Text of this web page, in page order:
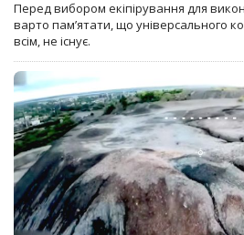
Перед вибором екіпірування для
варто пам’ятати, що універсального
всім, не існує.